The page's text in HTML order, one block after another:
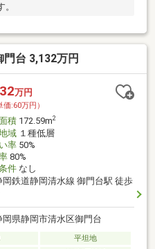
台 3,132万円
万円
価:60万円）
積172.59m2
域１種低層
率50%
80%
件なし
岡鉄道静岡清水線 御門台駅 徒歩
岡県静岡市清水区御門台
平坦地